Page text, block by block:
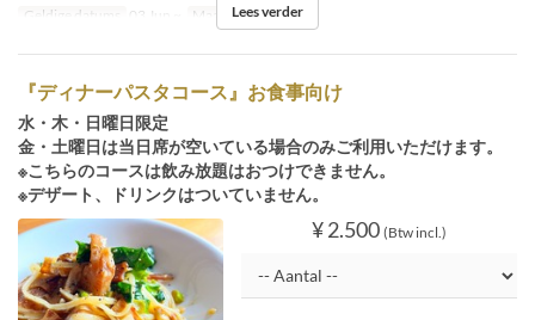
Geldige datums 03 Jun ~ Maaltijden Diner
Lees verder
『ディナーパスタコース』お食事向け
水・木・日曜日限定
金・土曜日は当日席が空いている場合のみご利用いただけます。
※こちらのコースは飲み放題はおつけできません。
※デザート、ドリンクはついていません。
¥ 2.500 (Btw incl.)